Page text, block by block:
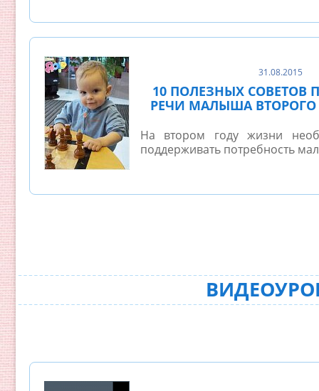
31.08.2015
10 ПОЛЕЗНЫХ СОВЕТОВ
РЕЧИ МАЛЫША
На втором году жизни
поддерживать потребность